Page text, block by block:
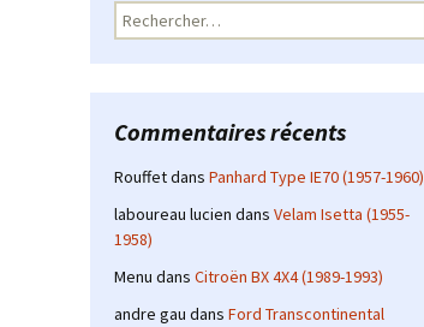
Rechercher :
Commentaires récents
Rouffetdans Panhard Type IE70 (1957-1960)
laboureau lucien dans Velam Isetta (1955-
1958)
Menu dans Citroën BX 4X4 (1989-1993)
andre gau dans Ford Transcontinental